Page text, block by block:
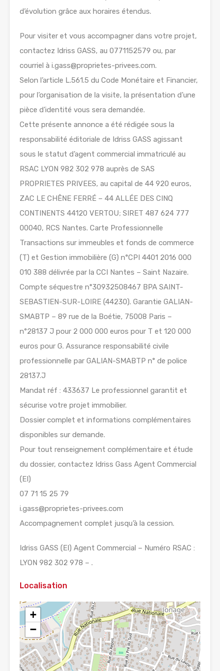
d’évolution grâce aux horaires étendus.
Pour visiter et vous accompagner dans votre projet,
contactez Idriss GASS, au 0771152579 ou, par
courriel à i.gass@proprietes-privees.com.
Selon l’article L.561.5 du Code Monétaire et Financier,
pour l’organisation de la visite, la présentation d’une
pièce d’identité vous sera demandée.
Cette présente annonce a été rédigée sous la
responsabilité éditoriale de Idriss GASS agissant
sous le statut d’agent commercial immatriculé au
RSAC LYON 982 302 978 auprès de SAS
PROPRIETES PRIVEES, au capital de 44 920 euros,
ZAC LE CHÊNE FERRÉ – 44 ALLÉE DES CINQ
CONTINENTS 44120 VERTOU; SIRET 487 624 777
00040, RCS Nantes. Carte Professionnelle
Transactions sur immeubles et fonds de commerce
(T) et Gestion immobilière (G) n°CPI 4401 2016 000
010 388 délivrée par la CCI Nantes – Saint Nazaire.
Compte séquestre n°30932508467 BPA SAINT-
SEBASTIEN-SUR-LOIRE (44230). Garantie GALIAN-
SMABTP – 89 rue de la Boétie, 75008 Paris –
n°28137 J pour 2 000 000 euros pour T et 120 000
euros pour G. Assurance responsabilité civile
professionnelle par GALIAN-SMABTP n° de police
28137.J
Mandat réf : 433637 Le professionnel garantit et
sécurise votre projet immobilier.
Dossier complet et informations complémentaires
disponibles sur demande.
Pour tout renseignement complémentaire et étude
du dossier, contactez Idriss Gass Agent Commercial
(EI)
07 71 15 25 79
i.gass@proprietes-privees.com
Accompagnement complet jusqu’à la cession.
Idriss GASS (EI) Agent Commercial – Numéro RSAC :
LYON 982 302 978 – .
Localisation
+
−